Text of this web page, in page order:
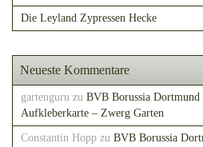
Die Leyland Zypressen Hecke
Neueste Kommentare
gartenguru zu BVB Borussia
Aufkleberkarte – Zwerg Garten
Constantin Hopp zu BVB Borussia